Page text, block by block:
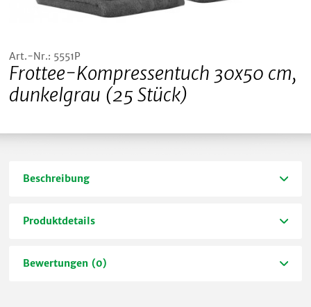
Art.-Nr.: 5551P
Frottee-Kompressentuch 30x50 cm,
dunkelgrau (25 Stück)
Beschreibung
Produktdetails
Bewertungen (0)